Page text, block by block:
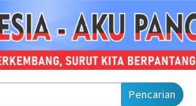
Pencarian